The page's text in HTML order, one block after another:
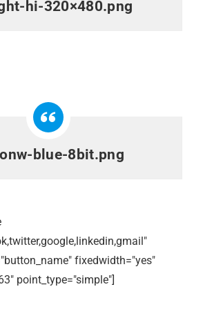
hi-320×480.png
blue-8bit.png
fixedwidth="yes"
point_type="simple"]